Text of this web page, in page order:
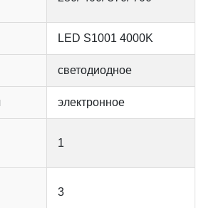
LED S1001 4000K
светодиодное
электронное
1
3